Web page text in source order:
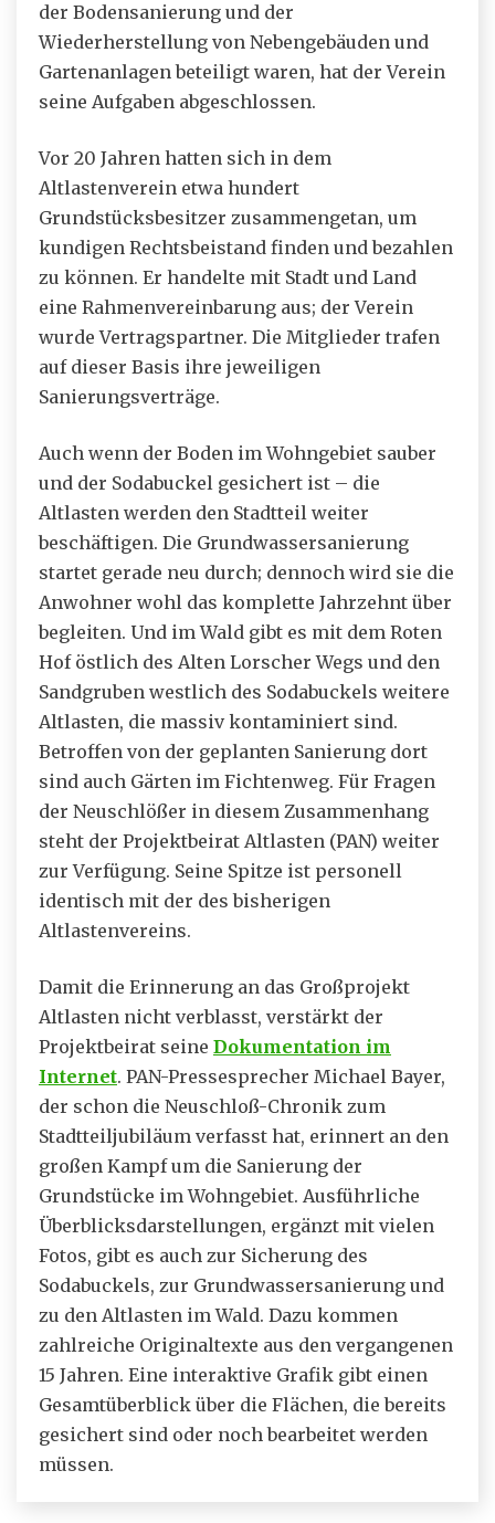
der Bodensanierung und der
Wiederherstellung von Nebengebäuden und
Gartenanlagen beteiligt waren, hat der Verein
seine Aufgaben abgeschlossen.
Vor 20 Jahren hatten sich in dem
Altlastenverein etwa hundert
Grundstücksbesitzer zusammengetan, um
kundigen Rechtsbeistand finden und bezahlen
zu können. Er handelte mit Stadt und Land
eine Rahmenvereinbarung aus; der Verein
wurde Vertragspartner. Die Mitglieder trafen
auf dieser Basis ihre jeweiligen
Sanierungsverträge.
Auch wenn der Boden im Wohngebiet sauber
und der Sodabuckel gesichert ist – die
Altlasten werden den Stadtteil weiter
beschäftigen. Die Grundwassersanierung
startet gerade neu durch; dennoch wird sie die
Anwohner wohl das komplette Jahrzehnt über
begleiten. Und im Wald gibt es mit dem Roten
Hof östlich des Alten Lorscher Wegs und den
Sandgruben westlich des Sodabuckels weitere
Altlasten, die massiv kontaminiert sind.
Betroffen von der geplanten Sanierung dort
sind auch Gärten im Fichtenweg. Für Fragen
der Neuschlößer in diesem Zusammenhang
steht der Projektbeirat Altlasten (PAN) weiter
zur Verfügung. Seine Spitze ist personell
identisch mit der des bisherigen
Altlastenvereins.
Damit die Erinnerung an das Großprojekt
Altlasten nicht verblasst, verstärkt der
Projektbeirat seine Dokumentation im
Internet. PAN-Pressesprecher Michael Bayer,
der schon die Neuschloß-Chronik zum
Stadtteiljubiläum verfasst hat, erinnert an den
großen Kampf um die Sanierung der
Grundstücke im Wohngebiet. Ausführliche
Überblicksdarstellungen, ergänzt mit vielen
Fotos, gibt es auch zur Sicherung des
Sodabuckels, zur Grundwassersanierung und
zu den Altlasten im Wald. Dazu kommen
zahlreiche Originaltexte aus den vergangenen
15 Jahren. Eine interaktive Grafik gibt einen
Gesamtüberblick über die Flächen, die bereits
gesichert sind oder noch bearbeitet werden
müssen.